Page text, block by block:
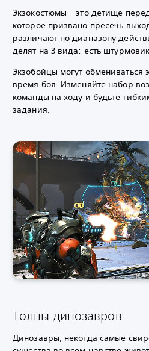
Экзокостюмы – это детище
которое призвано пресечь
различают по диапазону
делят на 3 вида: есть
Экзобойцы могут обмениваться
время боя. Изменяйте набор
команды на ходу и будьте
задания.
Толпы динозавров
Динозавры, некогда самые